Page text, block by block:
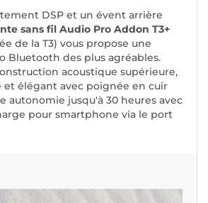
DSP et un évent arrière
sans fil Audio Pro Addon T3+
de la T3) vous propose une
Bluetooth des plus agréables.
acoustique supérieure,
et élégant avec poignée en cuir
autonomie jusqu'à 30 heures avec
pour smartphone via le port